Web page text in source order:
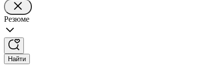
Резюме
Найти